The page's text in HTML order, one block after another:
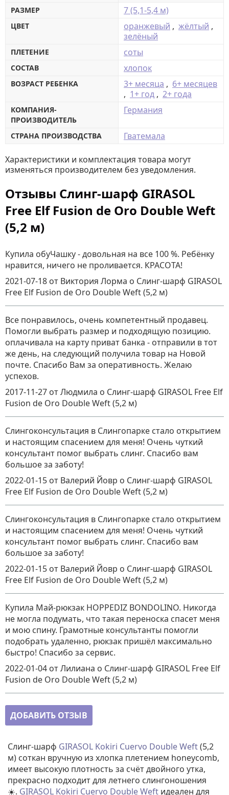
РАЗМЕР
7 (5,1-5,4 м)
ЦВЕТ оранжевый , жёлтый ,
зелёный
ПЛЕТЕНИЕ соты
СОСТАВ хлопок
ВОЗРАСТ РЕБЕНКА 3+ месяца , 6+ месяцев
, 1+ год , 2+ года
КОМПАНИЯ-
ПРОИЗВОДИТЕЛЬ
Германия
СТРАНА ПРОИЗВОДСТВА Гватемала
Характеристики и комплектация товара могут
изменяться производителем без уведомления.
Отзывы Слинг-шарф GIRASOL
Free Elf Fusion de Oro Double Weft
(5,2 м)
Купила обуЧашку - довольная на все 100 %. Ребёнку
нравится, ничего не проливается. КРАСОТА!
2021-07-18 от Виктория Лорма о Слинг-шарф GIRASOL
Free Elf Fusion de Oro Double Weft (5,2 м)
Все понравилось, очень компетентный продавец.
Помогли выбрать размер и подходящую позицию.
оплачивала на карту приват банка - отправили в тот
же день, на следующий получила товар на Новой
почте. Спасибо Вам за оперативность. Желаю
успехов.
2017-11-27 от Людмила о Слинг-шарф GIRASOL Free Elf
Fusion de Oro Double Weft (5,2 м)
Слингоконсультация в Слингопарке стало открытием
и настоящим спасением для меня! Очень чуткий
консультант помог выбрать слинг. Спасибо вам
большое за заботу!
2022-01-15 от Валерий Йовр о Слинг-шарф GIRASOL
Free Elf Fusion de Oro Double Weft (5,2 м)
Слингоконсультация в Слингопарке стало открытием
и настоящим спасением для меня! Очень чуткий
консультант помог выбрать слинг. Спасибо вам
большое за заботу!
2022-01-15 от Валерий Йовр о Слинг-шарф GIRASOL
Free Elf Fusion de Oro Double Weft (5,2 м)
Купила Май-рюкзак HOPPEDIZ BONDOLINO. Никогда
не могла подумать, что такая переноска спасет меня
и мою спину. Грамотные консультанты помогли
подобрать удаленно, рюкзак пришёл максимально
быстро! Спасибо за сервис.
2022-01-04 от Лилиана о Слинг-шарф GIRASOL Free Elf
Fusion de Oro Double Weft (5,2 м)
ДОБАВИТЬ ОТЗЫВ
Слинг-шарф GIRASOL Kokiri Cuervo Double Weft(5,2
м) соткан вручную из хлопка плетением honeycomb,
имеет высокую плотность за счёт двойного утка,
прекрасно подходит для летнего слингоношения
☀️. GIRASOL Kokiri Cuervo Double Weft идеален для